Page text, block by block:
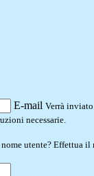
E-mail Verrà
necessarie.
utente? Effettua il